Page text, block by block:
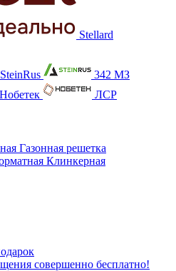
Stellard
SteinRus
342 МЗ
Нобетек ЛСР
Газонная решетка
Клинкерная
совершенно бесплатно!